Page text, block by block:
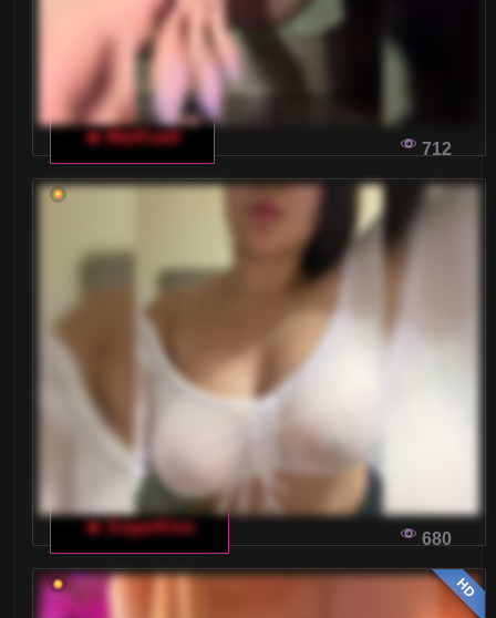
🔥 MarKaa0
712
🔥 SugarKiss
680
HD